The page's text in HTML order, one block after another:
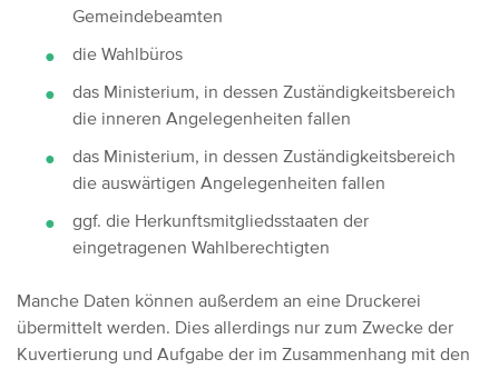
Gemeindebeamten
die Wahlbüros
das Ministerium, in dessen Zuständigkeitsbereich
die inneren Angelegenheiten fallen
das Ministerium, in dessen Zuständigkeitsbereich
die auswärtigen Angelegenheiten fallen
ggf. die Herkunftsmitgliedsstaaten der
eingetragenen Wahlberechtigten
Manche Daten können außerdem an eine Druckerei
übermittelt werden. Dies allerdings nur zum Zwecke der
Kuvertierung und Aufgabe der im Zusammenhang mit den